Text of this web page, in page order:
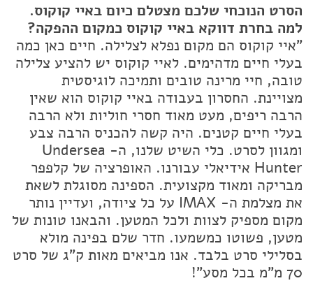
הסרט הנוכחי שלכם מצטלם כיום באיי קוקוס.
למה בחרת דווקא באיי קוקוס כמקום ההפקה?
"איי קוקוס הם מקום נפלא לצלילה. חיים כאן כמה
בעלי חיים מדהימים. לאיי קוקוס יש להציע צלילה
טובה, חיי מרינה טובים ותמיכה לוגיסטית
מצויינת. החסרון בעבודה באיי קוקוס הוא שאין
הרבה ריפים, מעט מאוד חסרי חוליות ולא הרבה
בעלי חיים קטנים. היה קשה להכניס הרבה צבע
ומגוון לסרט. כלי השיט שלנו, ה- Undersea
Hunter אידיאלי עבורנו. האופרציה של קלפפר
מבריקה ומאוד מקצועית. הספינה מסוגלת לשאת
את מצלמת ה- IMAX על כל ציודה, ועדיין נותר
מקום מספיק לצוות ולכל המטען. והבאנו טונות של
מטען, פשוטו כמשמעו. חדר שלם בפינה מולא
בסלילי סרט בלבד. אנו מביאים מאות ק"ג של סרט
70 מ"מ בכל מסע"!